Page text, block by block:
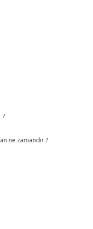
?
ne zamandır ?